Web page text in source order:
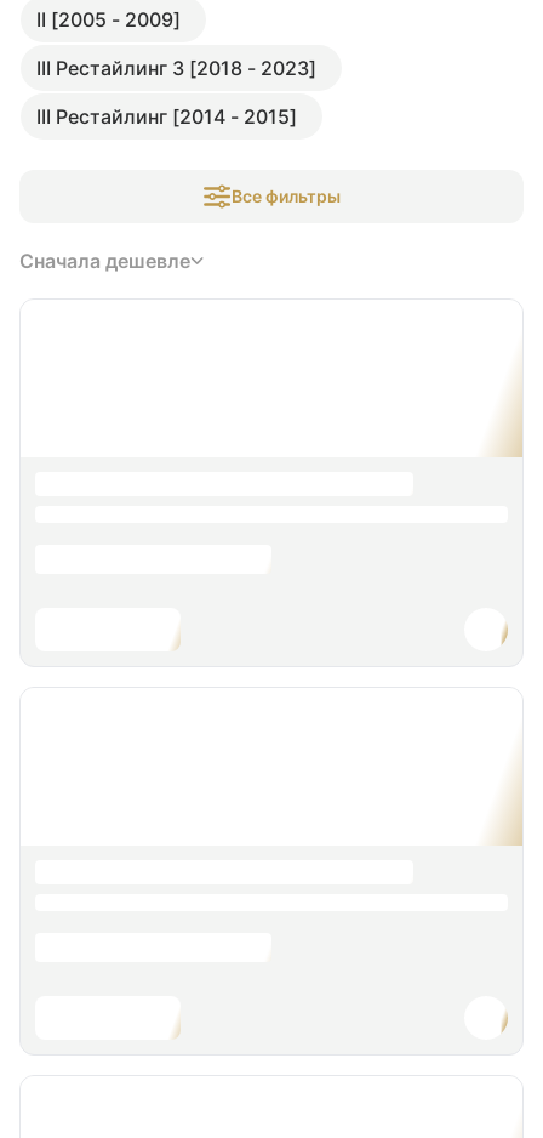
II [2005 - 2009]
III Рестайлинг 3 [2018 - 2023]
III Рестайлинг [2014 - 2015]
Все фильтры
Сначала дешевле